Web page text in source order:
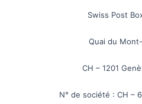
Swiss Post
Quai du
CH – 1201
N° de société : CH –